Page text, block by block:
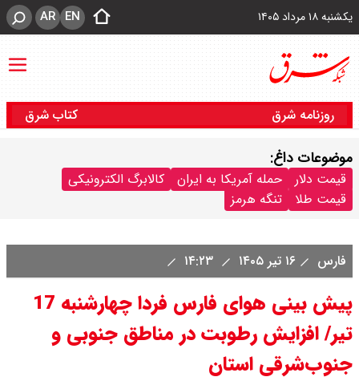
یکشنبه ۱۸ مرداد ۱۴۰۵ EN
AR
روزنامه شرق کتاب شرق
موضوعات داغ:
قیمت دلار حمله آمریکا به ایران
کالابرگ الکترونیکی
قیمت طلا
تنگه هرمز
فارس ۱۶ تیر ۱۴۰۵
پیش بینی هوای فارس فردا چهارشنبه 17
تیر/ افزایش رطوبت در مناطق جنوبی و
جنوب‌شرقی استان